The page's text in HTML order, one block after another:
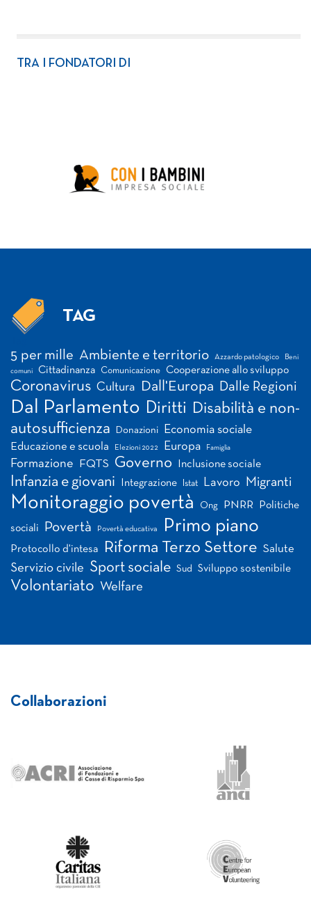
TRA I FONDATORI DI
TAG
5 per mille Ambiente e territorio Azzardo patologico Beni
comuni Cittadinanza Comunicazione Cooperazione allo sviluppo
Coronavirus Cultura Dall'Europa Dalle Regioni
Dal Parlamento Diritti Disabilità e non-
autosufficienza
Donazioni Economia sociale
Educazione e scuola Elezioni 2022 Europa Famiglia
Formazione FQTS Governo Inclusione sociale
Infanzia e giovani Integrazione Istat Lavoro Migranti
Monitoraggio povertà Ong PNRR Politiche
sociali Povertà Povertà educativa Primo piano
Protocollo d'intesa Riforma Terzo Settore Salute
Servizio civile Sport sociale Sud Sviluppo sostenibile
Volontariato Welfare
Collaborazioni